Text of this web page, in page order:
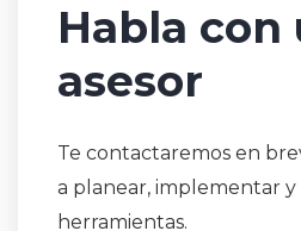
Habla con
asesor
Te contactaremos en
a planear, implementar y
herramientas.